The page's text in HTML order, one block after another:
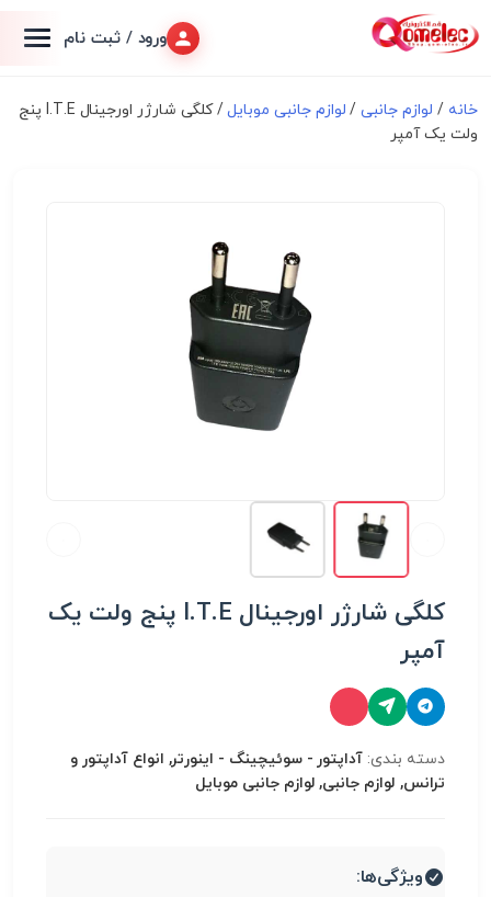
ورود / ثبت نام
خانه / لوازم جانبی/ لوازم جانبی موبایل
/ کلگی شارژر اورجینال I.T.E پنج
ولت یک آمپر
کلگی شارژر اورجینال I.T.E پنج ولت یک
آمپر
دسته بندی: آداپتور - سوئیچینگ - اینورتر, انواع آداپتور و
ترانس, لوازم جانبی, لوازم جانبی موبایل
ویژگی‌ها: